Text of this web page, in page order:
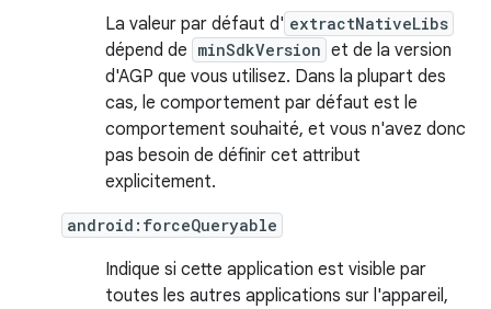
La valeur par défaut d' extractNativeLibs
dépend de minSdkVersion et de la version
d'AGP que vous utilisez. Dans la plupart des
cas, le comportement par défaut est le
comportement souhaité, et vous n'avez donc
pas besoin de définir cet attribut
explicitement.
android:forceQueryable
Indique si cette application est visible par
toutes les autres applications sur l'appareil,